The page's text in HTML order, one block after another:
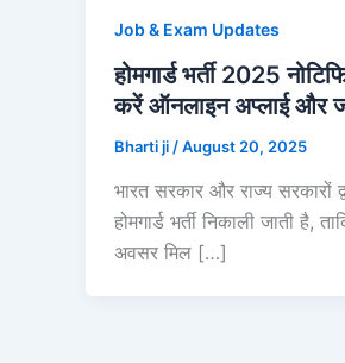
Job & Exam Updates
होमगार्ड भर्ती 2025
करें ऑनलाइन अप्लाई और
Bharti ji /August 20, 2025
भारत सरकार और राज्य सरकारों
होमगार्ड भर्ती निकाली जाती है,
अवसर मिल […]